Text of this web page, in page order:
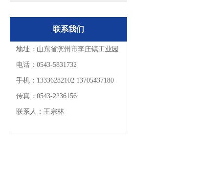
联系我们
地址：山东省滨州市李庄镇工业园
电话：0543-5831732
手机：13336282102 13705437180
传真：0543-2236156
联系人：王宗林